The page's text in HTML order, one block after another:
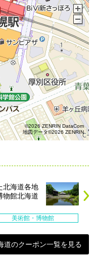
©2026 ZENRIN DataCom
地図データ©2026 ZENRIN
北海道各地
物館北海道
美術館・博物館
道のクーポン一覧を見る